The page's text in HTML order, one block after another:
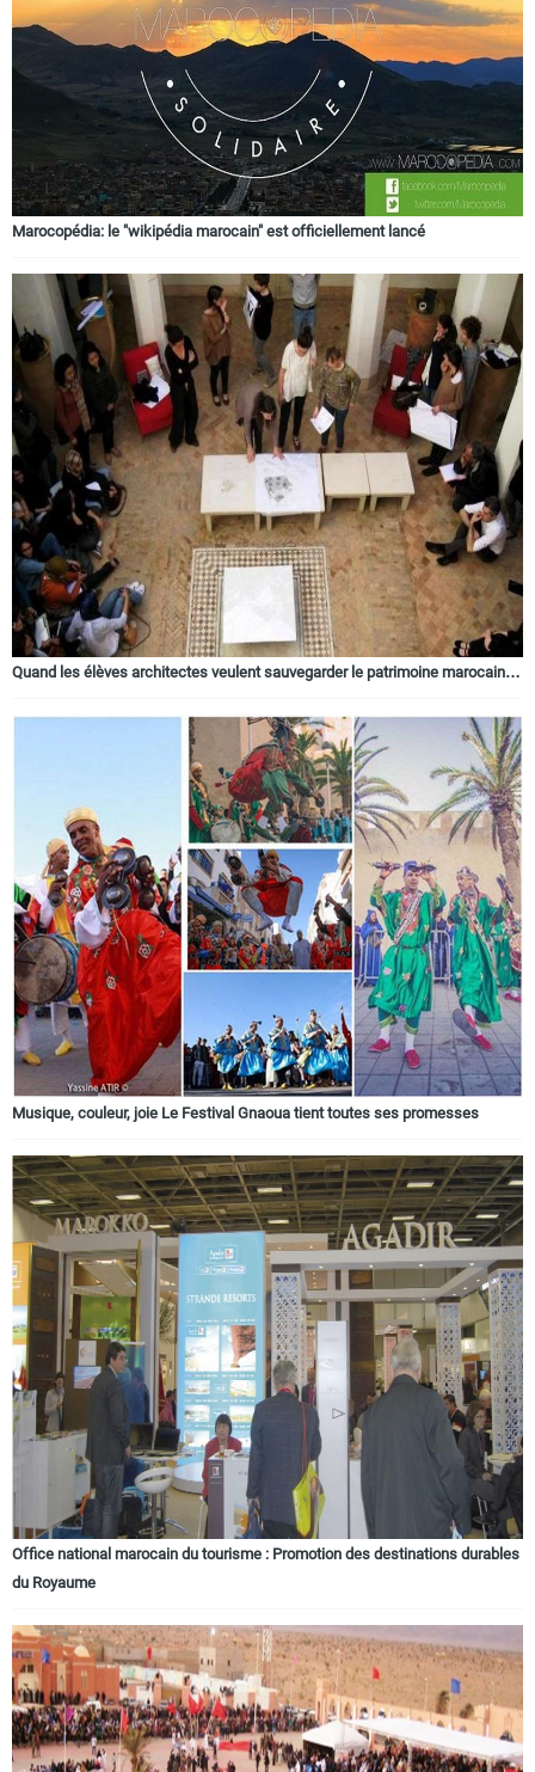
Circuits touristiques
Régions
Hotels
Evenements
Contact
Marocopédia: le "wikipédia marocain" est officiellement lancé
Quand les élèves architectes veulent sauvegarder le patrimoine marocain…
Musique, couleur, joie Le Festival Gnaoua tient toutes ses promesses
Office national marocain du tourisme : Promotion des destinations durables
du Royaume